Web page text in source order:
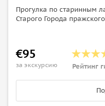
Прогулка по старинным
Старого Города
€95
за экскурсию Рейтинг